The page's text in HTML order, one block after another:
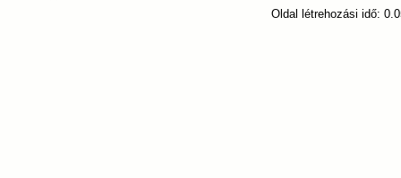
Oldal létrehozási idő: